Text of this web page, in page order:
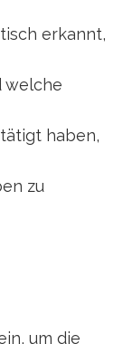
erkannt,
welche
haben,
zu
um die